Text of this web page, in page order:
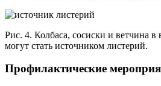
Рис. 4. Колбаса, сосиски и ветчина в
могут стать источником листерий.
Профилактические